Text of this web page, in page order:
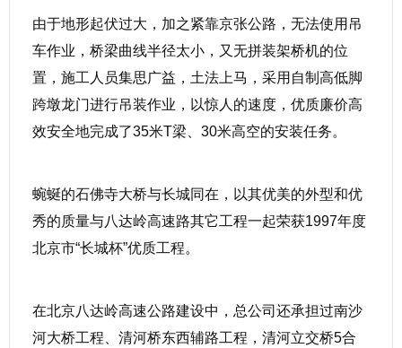
由于地形起伏过大，加之紧靠京张公路，无法使用吊
车作业，桥梁曲线半径太小，又无拼装架桥机的位
置，施工人员集思广益，土法上马，采用自制高低脚
跨墩龙门进行吊装作业，以惊人的速度，优质廉价高
效安全地完成了35米T梁、30米高空的安装任务。
蜿蜒的石佛寺大桥与长城同在，以其优美的外型和优
秀的质量与八达岭高速路其它工程一起荣获1997年度
北京市“长城杯”优质工程。
在北京八达岭高速公路建设中，总公司还承担过南沙
河大桥工程、清河桥东西辅路工程，清河立交桥5合